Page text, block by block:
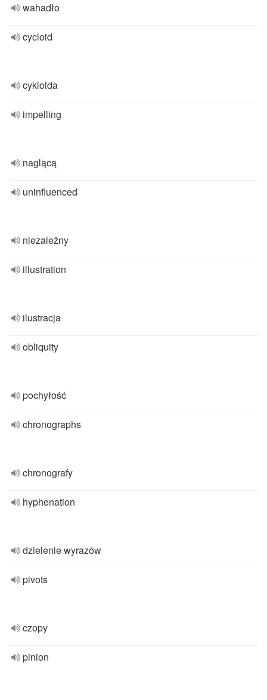
wahadło
cycloid
cykloida
impelling
naglącą
uninfluenced
niezależny
illustration
ilustracja
obliquity
pochyłość
chronographs
chronografy
hyphenation
dzielenie wyrazów
pivots
czopy
pinion